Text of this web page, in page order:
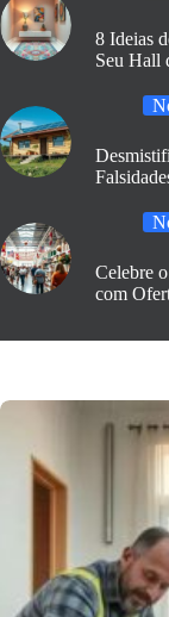
8 Ideias
Seu Hall
Celebre
com